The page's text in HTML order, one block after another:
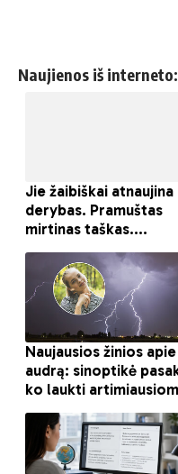
Naujienos iš interneto: